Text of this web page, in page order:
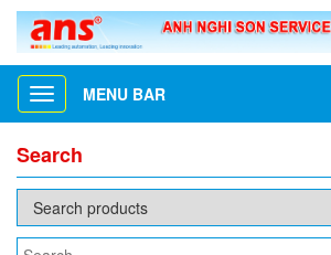
Toggle
navigation
MENU BAR
Search